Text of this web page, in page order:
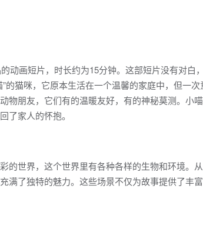
动画短片，时长约为15分钟。这部短片没有对白
的猫咪，它原本生活在一个温馨的家庭中，但一
物朋友，它们有的温暖友好，有的神秘莫测。小
了家人的怀抱。
的世界，这个世界里有各种各样的生物和环境。
满了独特的魅力。这些场景不仅为故事提供了丰